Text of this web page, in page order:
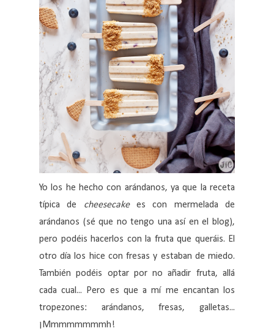
Yo los he hecho con arándanos, ya que la receta
típica de cheesecakees con mermelada de
arándanos (sé que no tengo una así en el blog),
pero podéis hacerlos con la fruta que queráis. El
otro día los hice con fresas y estaban de miedo.
También podéis optar por no añadir fruta, allá
cada cual... Pero es que a mí me encantan los
tropezones: arándanos, fresas, galletas...
¡Mmmmmmmmh!